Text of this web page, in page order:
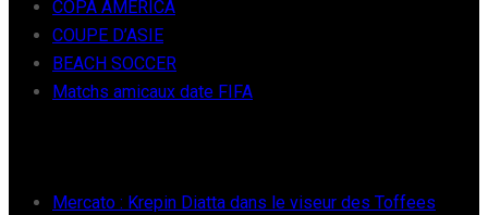
COPA AMERICA
COUPE D’ASIE
BEACH SOCCER
Matchs amicaux date FIFA
Mercato : Krepin Diatta dans le viseur des Toffees